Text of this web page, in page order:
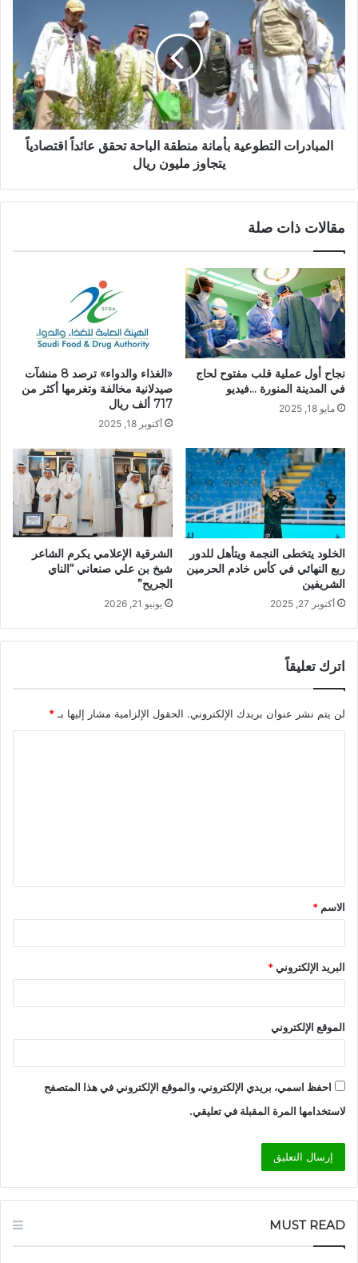
المبادرات التطوعية بأمانة منطقة الباحة تحقق عائداً اقتصادياً
يتجاوز مليون ريال
مقالات ذات صلة
نجاح أول عملية قلب مفتوح لحاج
في المدينة المنورة …فيديو
مايو 18, 2025
«الغذاء والدواء» ترصد 8 منشآت
صيدلانية مخالفة وتغرمها أكثر من
717 ألف ريال
أكتوبر 18, 2025
الخلود يتخطى النجمة ويتأهل للدور
ربع النهائي في كأس خادم الحرمين
الشريفين
أكتوبر 27, 2025
الشرقية الإعلامي يكرم الشاعر
شيخ بن علي صنعاني “الناي
الجريح”
يونيو 21, 2026
اترك تعليقاً
لن يتم نشر عنوان بريدك الإلكتروني. الحقول الإلزامية مشار إليها بـ *
ق
*
الاسم *
البريد الإلكتروني*
الموقع الإلكتروني
احفظ اسمي، بريدي الإلكتروني، والموقع الإلكتروني في هذا المتصفح
لاستخدامها المرة المقبلة في تعليقي.
MUST READ